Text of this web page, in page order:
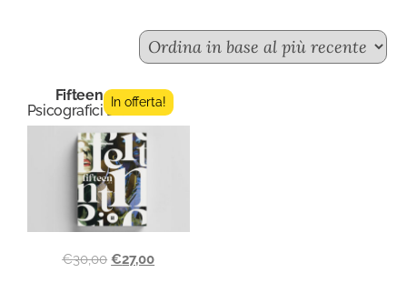
Fifteen n.5
Psicografici Editore
In offerta!
€30,00 €27,00